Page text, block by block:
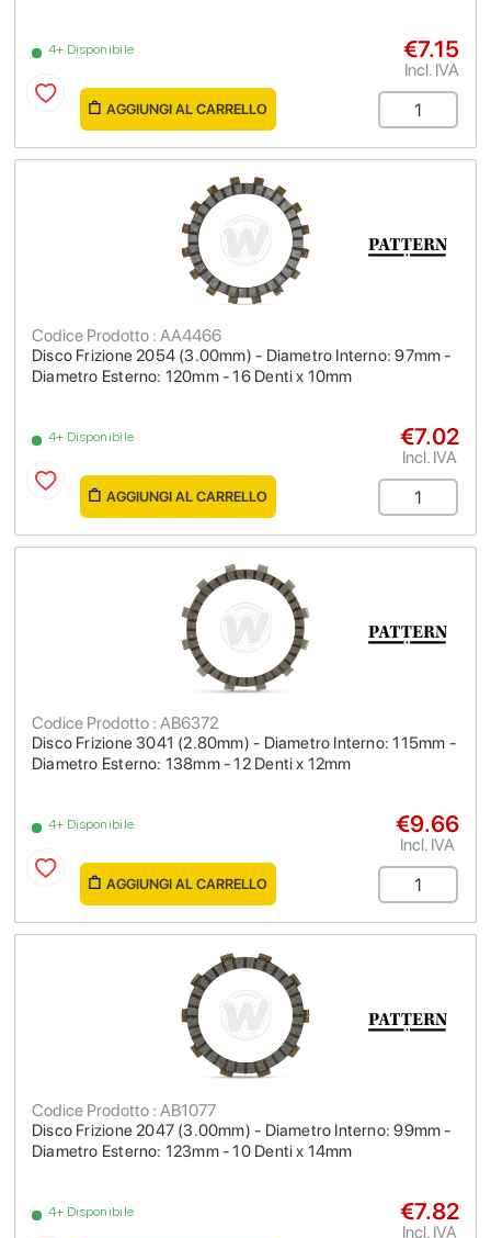
4+ Disponibile €7.15
Incl. IVA
AGGIUNGI AL CARRELLO
Disco Frizione 2054 (3.00mm) - Diametro Interno: 97mm -
Diametro Esterno: 120mm - 16 Denti x 10mm
Codice Prodotto : AA4466
4+ Disponibile €7.02
Incl. IVA
AGGIUNGI AL CARRELLO
Disco Frizione 3041 (2.80mm) - Diametro Interno: 115mm -
Diametro Esterno: 138mm - 12 Denti x 12mm
Codice Prodotto : AB6372
4+ Disponibile €9.66
Incl. IVA
AGGIUNGI AL CARRELLO
Disco Frizione 2047 (3.00mm) - Diametro Interno: 99mm -
Diametro Esterno: 123mm - 10 Denti x 14mm
Codice Prodotto : AB1077
4+ Disponibile €7.82
Incl. IVA